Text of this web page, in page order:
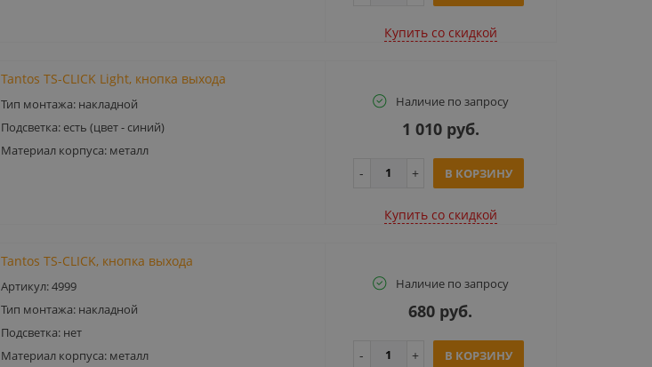
Купить cо скидкой
Tantos TS-CLICK Light, кнопка выхода
Тип монтажа: накладной
Подсветка: есть (цвет - синий)
Материал корпуса: металл
Наличие по запросу
1 010 руб.
В КОРЗИНУ
Купить cо скидкой
Tantos TS-CLICK, кнопка выхода
Артикул: 4999
Тип монтажа: накладной
Подсветка: нет
Материал корпуса: металл
Наличие по запросу
680 руб.
В КОРЗИНУ